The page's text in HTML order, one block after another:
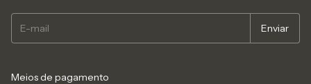
Meios de pagamento